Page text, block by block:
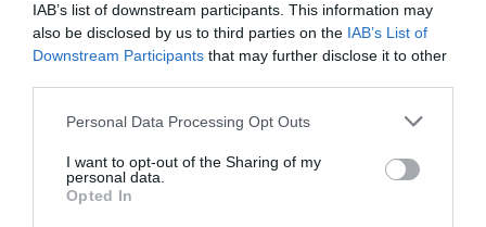
IAB’s list of downstream participants. This information may
also be disclosed by us to third parties on the IAB’s List of
Downstream Participants that may further disclose it to other
Please note that this website/app uses one or more Google
not limited to your visit or usage behaviour. You may click to
grant or deny consent to Google and its third-party tags to
use your data for below specified purposes in below Google
Personal Data Processing Opt Outs
I want to opt-out of the Sharing of my
personal data.
Opted In